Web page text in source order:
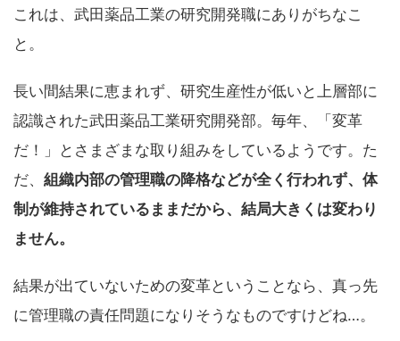
これは、武田薬品工業の研究開発職にありがちなこ
と。
長い間結果に恵まれず、研究生産性が低いと上層部に
認識された武田薬品工業研究開発部。毎年、「変革
だ！」とさまざまな取り組みをしているようです。た
だ、 組織内部の管理職の降格などが全く行われず、体
制が維持されているままだから、結局大きくは変わり
ません。
結果が出ていないための変革ということなら、真っ先
に管理職の責任問題になりそうなものですけどね…。